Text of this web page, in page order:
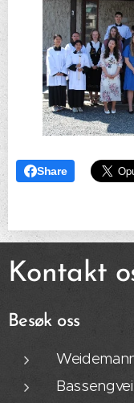
Share
Kontakt
Besøk oss